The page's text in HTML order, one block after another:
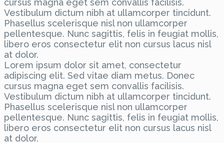
cursus magna eget sem convallis facilisis.
Vestibulum dictum nibh at ullamcorper tincidunt.
Phasellus scelerisque nisl non ullamcorper
pellentesque. Nunc sagittis, felis in feugiat mollis,
libero eros consectetur elit non cursus lacus nisl
at dolor.
Lorem ipsum dolor sit amet, consectetur
adipiscing elit. Sed vitae diam metus. Donec
cursus magna eget sem convallis facilisis.
Vestibulum dictum nibh at ullamcorper tincidunt.
Phasellus scelerisque nisl non ullamcorper
pellentesque. Nunc sagittis, felis in feugiat mollis,
libero eros consectetur elit non cursus lacus nisl
at dolor.